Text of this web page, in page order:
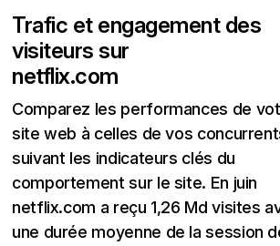
Trafic et engagement des
visiteurs sur
netflix.com
Comparez les performances de
site web à celles de vos
suivant les indicateurs clés du
comportement sur le site. En juin
netflix.com a reçu 1,26 Md visites
une durée moyenne de la session